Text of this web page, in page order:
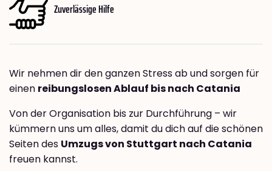
Zuverlässige Hilfe
Wir nehmen dir den ganzen Stress ab und sorgen für
einen reibungslosen Ablauf bis nach Catania
Von der Organisation bis zur Durchführung – wir
kümmern uns um alles, damit du dich auf die schönen
Seiten des Umzugs von Stuttgart nach Catania
freuen kannst.